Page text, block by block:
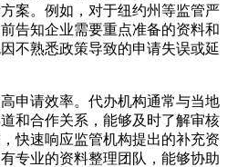
案。例如，对于纽约州等监管严
告知企业需要重点准备的资料和
不熟悉政策导致的申请失误或延
申请效率。代办机构通常与当地
和合作关系，能够及时了解审核
快速响应监管机构提出的补充资
专业的资料整理团队，能够协助